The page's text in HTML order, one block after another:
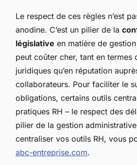
Le respect de ces règles n’est
anodine. C’est un pilier de la
législative en matière de
peut coûter cher, tant en termes
juridiques qu’en réputation
collaborateurs. Pour faciliter le
obligations, certains outils
pratiques RH – le respect des
pilier de la gestion
centraliser vos outils RH, vous
abc-entreprise.com.